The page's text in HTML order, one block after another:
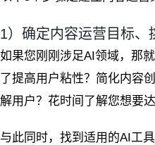
1）确定内容运营目标、
如果您刚刚涉足AI领域，那
了提高用户粘性？简化内容
解用户？花时间了解您想要
与此同时，找到适用的AI工